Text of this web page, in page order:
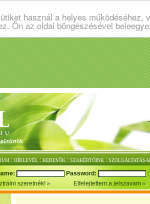
használ a helyes
Ön az oldal böngészésével
: HÍRLEVÉL : KERESŐK : SZAKÉRTŐINK :
Password:
szeretnék!
Elfelejtettem a jelszavam